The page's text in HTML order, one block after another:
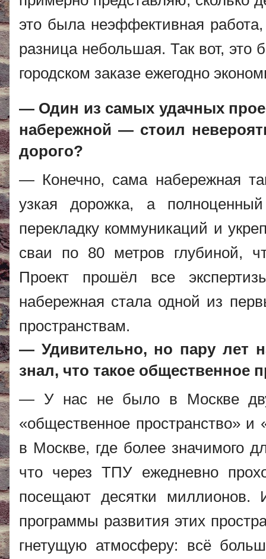
это была неэффективная
разница небольшая. Так вот,
городском заказе ежегодно
— Один из самых удачных
набережной — стоил
дорого?
— Конечно, сама набережная
узкая дорожка, а
перекладку коммуникаций и
сваи по 80 метров глубиной,
Проект прошёл все
набережная стала одной из
пространствам.
— Удивительно, но пару лет
знал, что такое общественное
— У нас не было в Москве
«общественное пространство» и
в Москве, где более значимого
что через ТПУ ежедневно
посещают десятки
программы развития этих
гнетущую атмосферу: всё